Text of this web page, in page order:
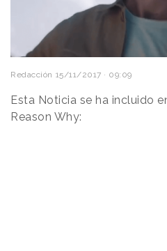
Redacción 15/11/2017 · 09:09
Esta Noticia se ha incluido
Reason Why: